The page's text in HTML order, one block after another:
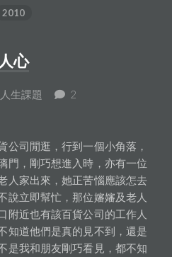
2010
人心
人生課題 2
公司閒逛，行到一個小角落，
門，剛巧想進入時，亦有一位
人家出來，她正苦惱應該怎去
說立即幫忙，那位嬸嬸及老人
附近也有該百貨公司的工作人
知道他們是真的見不到，還是
是我和朋友剛巧看見，都不知